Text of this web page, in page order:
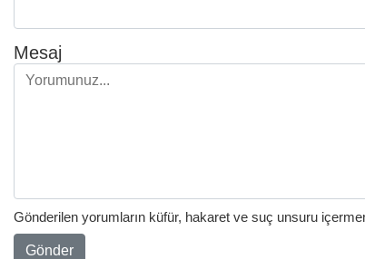
Mesaj
Gönderilen yorumların küfür, hakaret ve suç unsuru
Gönder